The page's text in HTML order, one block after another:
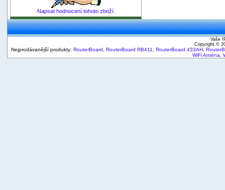
Napsat hodnocení tohoto zboží.
Vaše
Copyright ©
Nejprodávanější produkty: RouterBoard RouterBoard RB411 RouterBoard 433AH
WiFi Anténa